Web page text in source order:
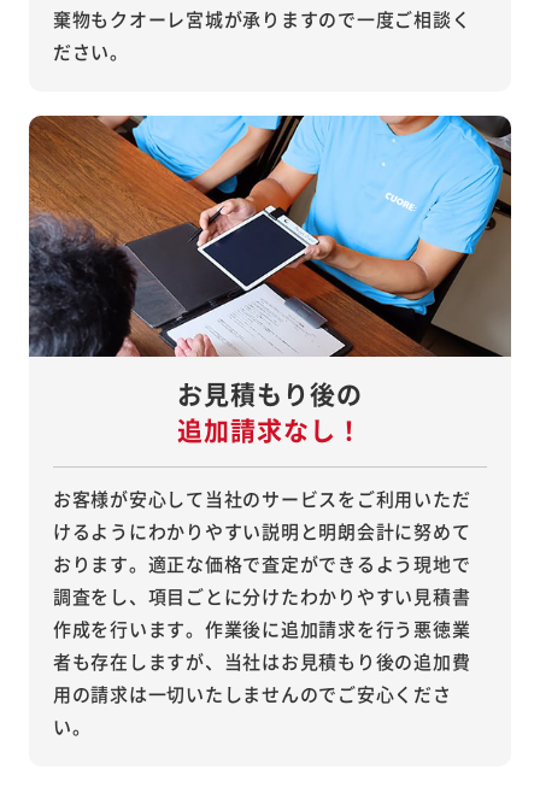
棄物もクオーレ宮城が承りますので一度ご相談く
ださい。
お見積もり後の
追加請求なし！
お客様が安心して当社のサービスをご利用いただ
けるようにわかりやすい説明と明朗会計に努めて
おります。適正な価格で査定ができるよう現地で
調査をし、項目ごとに分けたわかりやすい見積書
作成を行います。作業後に追加請求を行う悪徳業
者も存在しますが、当社はお見積もり後の追加費
用の請求は一切いたしませんのでご安心くださ
い。